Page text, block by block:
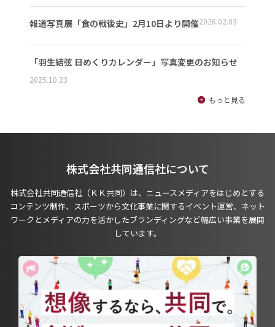
報道写真展「食の戦後史」2月10日より開催2026.02.03
「羽生結弦 日めくりカレンダー」写真変更のお知らせ
2025.10.23
もっと見る
株式会社共同通信社について
株式会社共同通信社（ＫＫ共同）は、ニュースメディアをはじめとする
コンテンツ制作、スポーツから文化事業に関するイベント運営、ネット
ワークとメディアの力を活かしたブランディングなど幅広い事業を展開
しています。